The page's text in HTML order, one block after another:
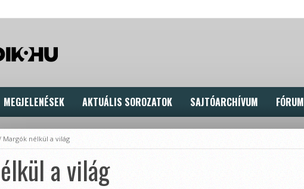
MEGJELENÉSEK AKTUÁLIS SOROZATOK SAJTÓARCHÍVUM FÓRUM
Margók nélkül a világ
a világ